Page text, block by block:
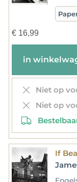
€16,99
in
Niet op
Niet op
If